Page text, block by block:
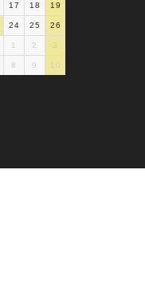
17 18 19
24 25 26
1 2 3
8 9 10